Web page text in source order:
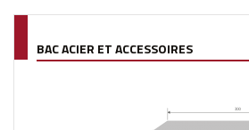
BAC ACIER ET ACCESSOIRES